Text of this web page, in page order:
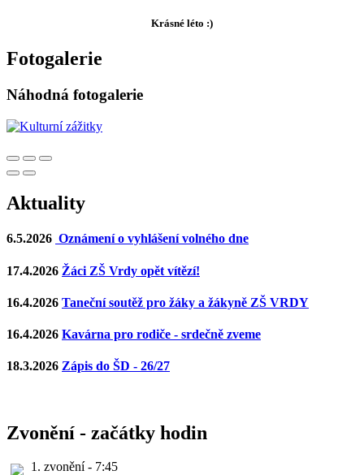
Krásné léto :)
Fotogalerie
Náhodná fotogalerie
Aktuality
6.5.2026 Oznámení o vyhlášení volného dne
17.4.2026 Žáci ZŠ Vrdy opět vítězí!
16.4.2026 Taneční soutěž pro žáky a žákyně ZŠ VRDY
16.4.2026 Kavárna pro rodiče - srdečně zveme
18.3.2026 Zápis do ŠD - 26/27
Zvonění - začátky hodin
1. zvonění - 7:45